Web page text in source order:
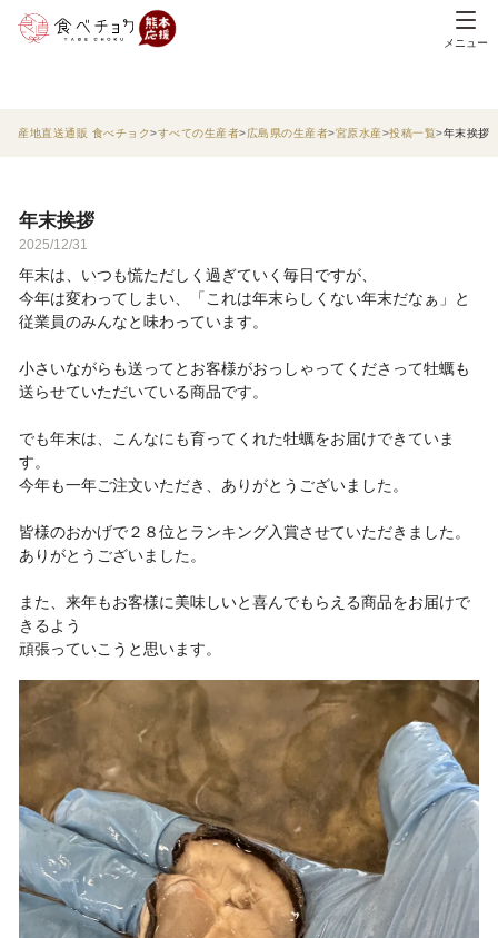
メニュー
産地直送通販 食べチョク すべての生産者 広島県の生産者 宮原水産 投稿一覧 年末挨拶
年末挨拶
2025/12/31
年末は、いつも慌ただしく過ぎていく毎日ですが、
今年は変わってしまい、「これは年末らしくない年末だなぁ」と
従業員のみんなと味わっています。
小さいながらも送ってとお客様がおっしゃってくださって牡蠣も
送らせていただいている商品です。
でも年末は、こんなにも育ってくれた牡蠣をお届けできていま
す。
今年も一年ご注文いただき、ありがとうございました。
皆様のおかげで２８位とランキング入賞させていただきました。
ありがとうございました。
また、来年もお客様に美味しいと喜んでもらえる商品をお届けで
きるよう
頑張っていこうと思います。